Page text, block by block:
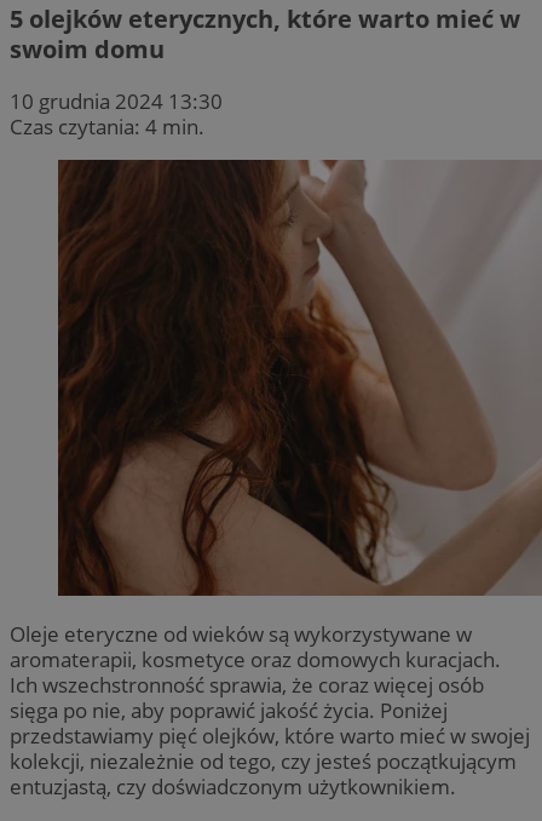
5 olejków eterycznych, które warto mieć w
swoim domu
10 grudnia 2024 13:30
Czas czytania: 4 min.
Oleje eteryczne od wieków są wykorzystywane w
aromaterapii, kosmetyce oraz domowych kuracjach.
Ich wszechstronność sprawia, że coraz więcej osób
sięga po nie, aby poprawić jakość życia. Poniżej
przedstawiamy pięć olejków, które warto mieć w swojej
kolekcji, niezależnie od tego, czy jesteś początkującym
entuzjastą, czy doświadczonym użytkownikiem.